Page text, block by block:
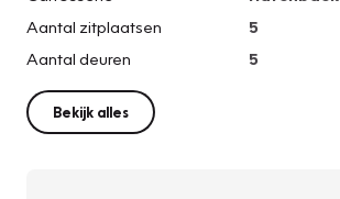
Aantal zitplaatsen
5
Aantal deuren
5
Bekijk alles